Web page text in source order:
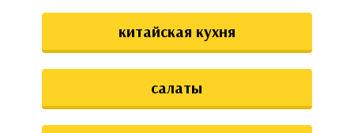
китайская кухня
салаты